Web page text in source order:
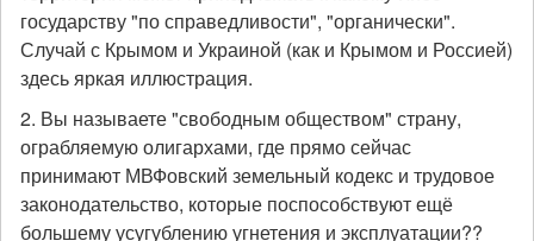
государству "по справедливости", "органически".
Случай с Крымом и Украиной (как и Крымом и Россией)
здесь яркая иллюстрация.
2. Вы называете "свободным обществом" страну,
ограбляемую олигархами, где прямо сейчас
принимают МВФовский земельный кодекс и трудовое
законодательство, которые поспособствуют ещё
большему усугублению угнетения и эксплуатации??